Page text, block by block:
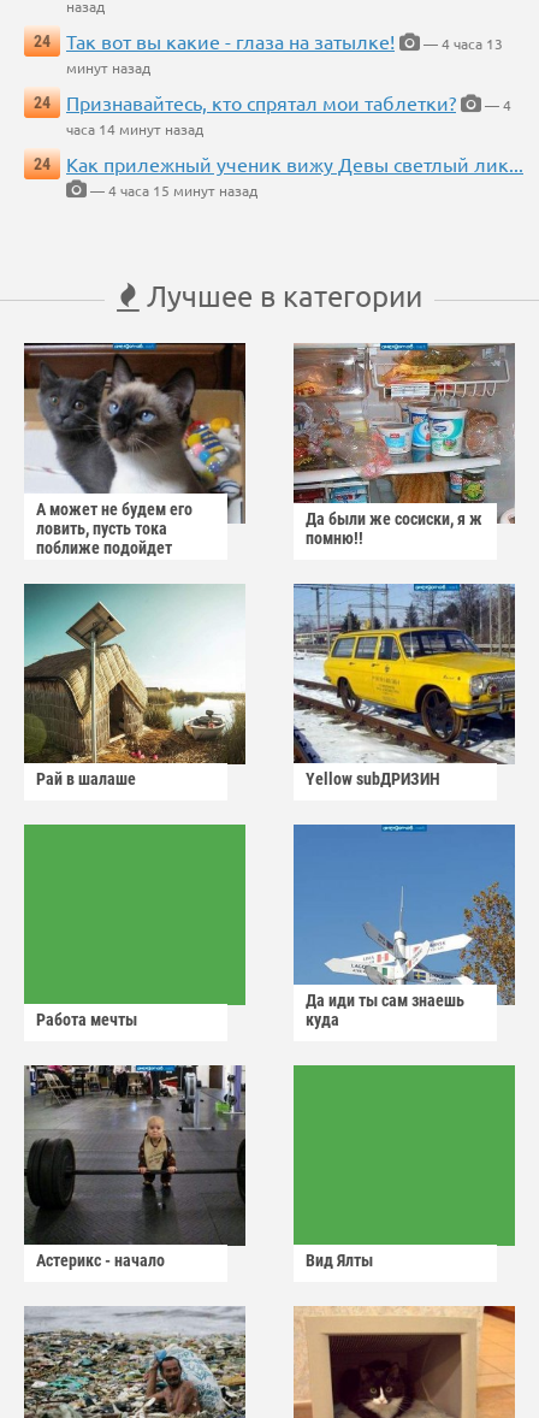
назад
24
Так вот вы какие - глаза на затылке!
— 4 часа 13
минут назад
24
Признавайтесь, кто спрятал мои таблетки?
— 4
часа 14 минут назад
24
Как прилежный ученик вижу Девы светлый лик...
— 4 часа 15 минут назад
Лучшее в категории
А может не будем его
ловить, пусть тока
поближе подойдет
Да были же сосиски, я ж
помню!!
Рай в шалаше Yellow subДРИЗИН
Работа мечты
Да иди ты сам знаешь
куда
Астерикс - начало Вид Ялты